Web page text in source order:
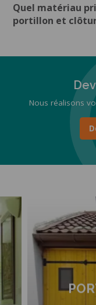
Quel matériau
portillon et
Nous réalisons